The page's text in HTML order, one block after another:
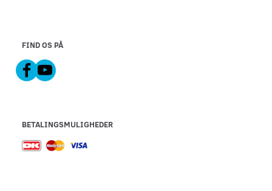
FIND OS PÅ
BETALINGSMULIGHEDER